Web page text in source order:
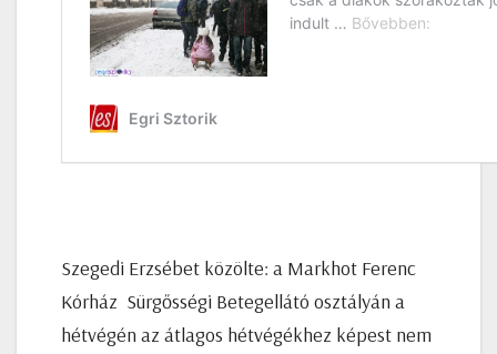
Szegedi Erzsébet közölte: a Markhot Ferenc
Kórház Sürgősségi Betegellátó osztályán a
hétvégén az átlagos hétvégékhez képest nem